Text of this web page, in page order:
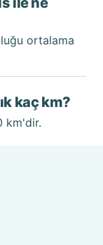
ortalama
kaç km?
km'dir.